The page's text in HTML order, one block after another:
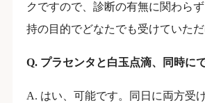
クですので、診断の有無に関わら
持の目的でどなたでも受けていただ
Q. プラセンタと白玉点滴、同時に
A. はい、可能です。同日に両方受